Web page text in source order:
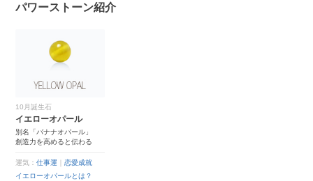
パワーストーン紹介
10月誕生石
イエローオパール
別名「バナナオパール」
創造力を高めると伝わる
運気：仕事運 ｜恋愛成就
イエローオパールとは？